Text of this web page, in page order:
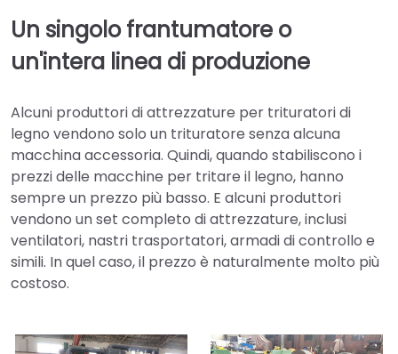
Un singolo frantumatore o
un'intera linea di produzione
Alcuni produttori di attrezzature per trituratori di
legno vendono solo un trituratore senza alcuna
macchina accessoria. Quindi, quando stabiliscono i
prezzi delle macchine per tritare il legno, hanno
sempre un prezzo più basso. E alcuni produttori
vendono un set completo di attrezzature, inclusi
ventilatori, nastri trasportatori, armadi di controllo e
simili. In quel caso, il prezzo è naturalmente molto più
costoso.